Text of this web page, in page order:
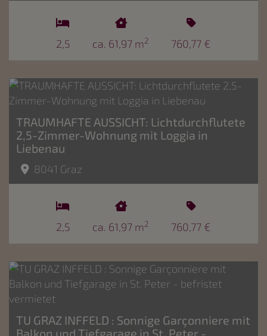
2,5 ca. 61,97 m2 760,77 €
TRAUMHAFTE AUSSICHT: Lichtdurchflutete
2,5-Zimmer-Wohnung mit Loggia in
Liebenau
8041 Graz
2,5 ca. 61,97 m2 760,77 €
TU GRAZ INFFELD : Sonnige Garçonniere mit
Balkon und Tiefgarage in St. Peter -